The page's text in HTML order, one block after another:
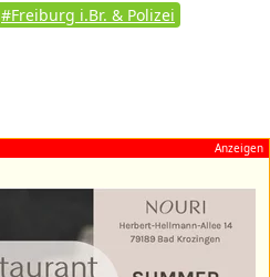
#Freiburg i.Br. & Polizei
Anzeigen